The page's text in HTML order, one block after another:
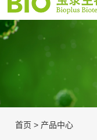
首页 > 产品中心